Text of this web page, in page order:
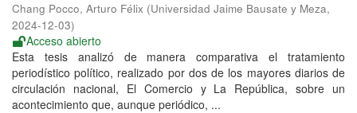
Chang Pocco, Arturo Félix (Universidad Jaime Bausate y Meza,
2024-12-03)
Acceso abierto
Esta tesis analizó de manera comparativa el tratamiento
periodístico político, realizado por dos de los mayores diarios de
circulación nacional, El Comercio y La República, sobre un
acontecimiento que, aunque periódico, ...